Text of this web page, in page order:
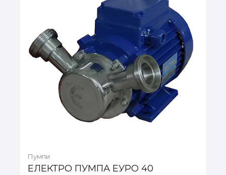
Пумпи
ЕЛЕКТРО ПУМПА ЕУРО 40